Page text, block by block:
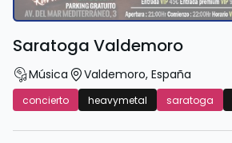
Saratoga Valdemoro
Música Valdemoro, España
concierto heavymetal saratoga